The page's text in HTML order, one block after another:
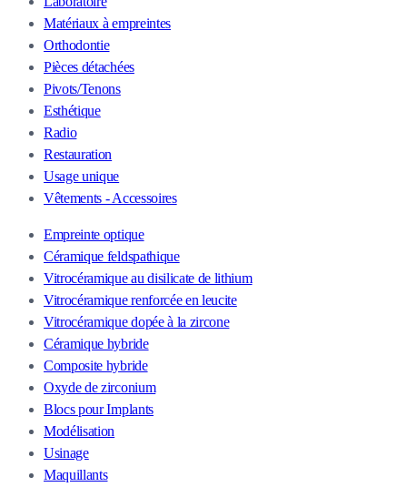
Matériaux à empreintes
Orthodontie
Pièces détachées
Pivots/Tenons
Esthétique
Radio
Restauration
Usage unique
Vêtements - Accessoires
Empreinte optique
Céramique feldspathique
Vitrocéramique au disilicate de lithium
Vitrocéramique renforcée en leucite
Vitrocéramique dopée à la zircone
Céramique hybride
Composite hybride
Oxyde de zirconium
Blocs pour Implants
Modélisation
Usinage
Maquillants